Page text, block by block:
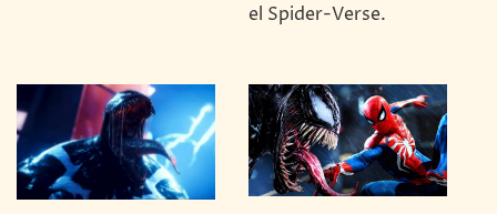
el Spider-Verse.